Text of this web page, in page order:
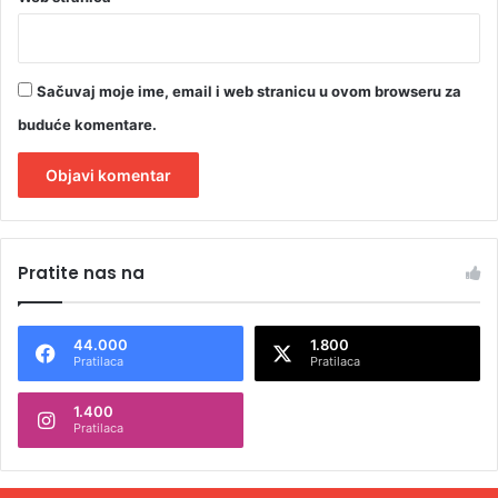
Sačuvaj moje ime, email i web stranicu u ovom browseru za
buduće komentare.
t
n
t
Pratite nas na
44.000
Pratilaca
1.800
Pratilaca
1.400
Pratilaca